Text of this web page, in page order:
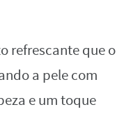
refrescante que o
a pele com
e um toque